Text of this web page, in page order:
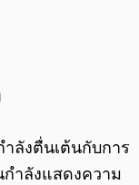
ลังตื่นเต้นกับการ
ำลังแสดงความ